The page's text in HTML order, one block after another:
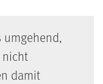
nicht
damit